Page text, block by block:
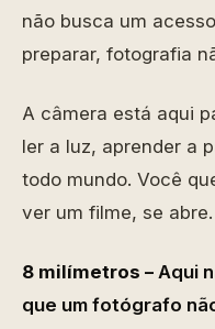
não busca um
preparar, fotografia
A câmera está aqui
ler a luz, aprender a
todo mundo. Você
ver um filme, se abre.
8 milímetros – Aqui
que um fotógrafo